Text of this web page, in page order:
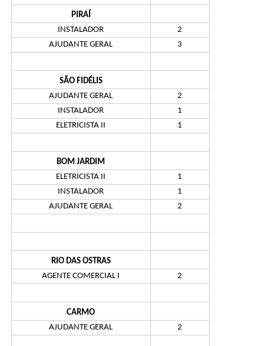
PIRAÍ
INSTALADOR
2
AJUDANTE GERAL
3
SÃO FIDÉLIS
AJUDANTE GERAL
2
INSTALADOR
1
ELETRICISTA II
1
BOM JARDIM
ELETRICISTA II
1
INSTALADOR
1
AJUDANTE GERAL
2
RIO DAS OSTRAS
AGENTE COMERCIAL I
2
CARMO
AJUDANTE GERAL
2